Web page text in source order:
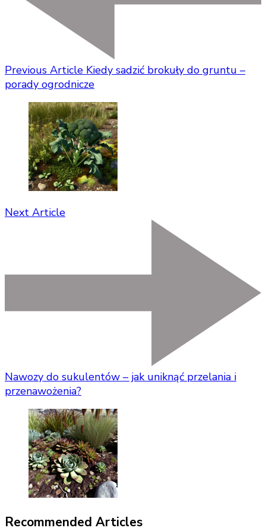
Previous Article Kiedy sadzić brokuły do gruntu –
porady ogrodnicze
Next Article
Nawozy do sukulentów – jak uniknąć przelania i
przenawożenia?
Recommended Articles